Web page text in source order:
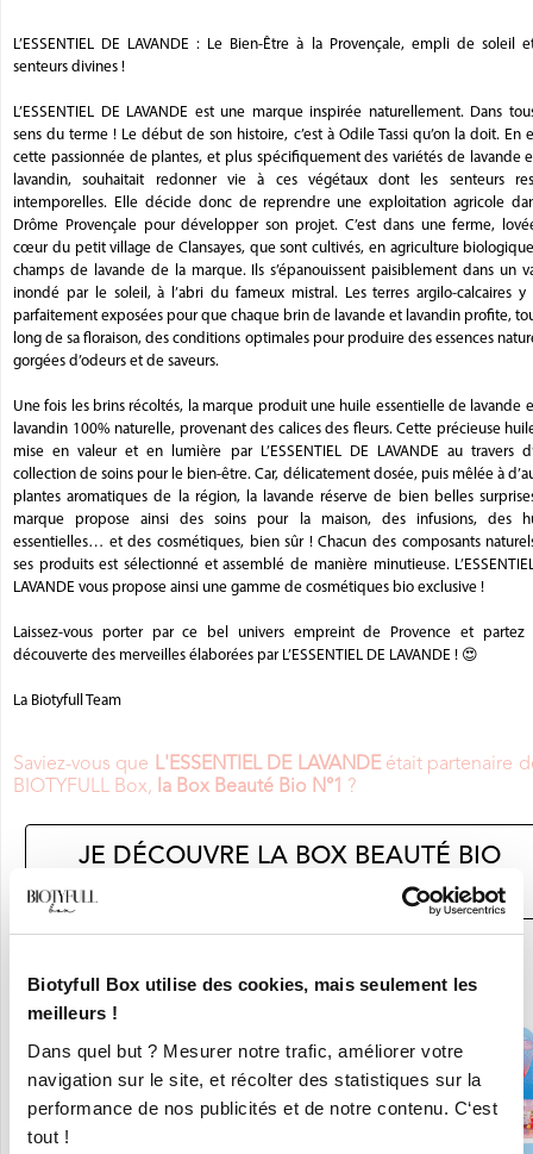
Biotyfull Box utilise des cookies, mais seulement les
meilleurs !
Dans quel but ? Mesurer notre trafic, améliorer votre
navigation sur le site, et récolter des statistiques sur la
performance de nos publicités et de notre contenu. C‘est
tout !
L’ESSENTIEL DE LAVANDE : Le Bien-Être à la Provençale, empli de soleil
senteurs divines !
L’ESSENTIEL DE LAVANDE est une marque inspirée naturellement. Dans
sens du terme ! Le début de son histoire, c’est à Odile Tassi qu’on la doit. En
cette passionnée de plantes, et plus spécifiquement des variétés de lavande
lavandin, souhaitait redonner vie à ces végétaux dont les senteurs
intemporelles. Elle décide donc de reprendre une exploitation agricole
Drôme Provençale pour développer son projet. C’est dans une ferme,
cœur du petit village de Clansayes, que sont cultivés, en agriculture
champs de lavande de la marque. Ils s’épanouissent paisiblement dans un
inondé par le soleil, à l’abri du fameux mistral. Les terres argilo-calcaires y
parfaitement exposées pour que chaque brin de lavande et lavandin profite,
long de sa floraison, des conditions optimales pour produire des essences
gorgées d’odeurs et de saveurs.
Une fois les brins récoltés, la marque produit une huile essentielle de lavande
lavandin 100% naturelle, provenant des calices des fleurs. Cette précieuse
mise en valeur et en lumière par L’ESSENTIEL DE LAVANDE au travers
collection de soins pour le bien-être. Car, délicatement dosée, puis mêlée à
plantes aromatiques de la région, la lavande réserve de bien belles
marque propose ainsi des soins pour la maison, des infusions, des
essentielles… et des cosmétiques, bien sûr ! Chacun des composants
ses produits est sélectionné et assemblé de manière minutieuse.
LAVANDE vous propose ainsi une gamme de cosmétiques bio exclusive !
Laissez-vous porter par ce bel univers empreint de Provence et partez
découverte des merveilles élaborées par L’ESSENTIEL DE LAVANDE ! 😍
La Biotyfull Team
Saviez-vous que L'ESSENTIEL DE LAVANDEétait partenaire
BIOTYFULL Box,
la Box Beauté Bio N°1 ?
JE DÉCOUVRE LA BOX BEAUTÉ BIO
Craquez pour vos 8 Nouvelles Box pour 9,90€ seulement !